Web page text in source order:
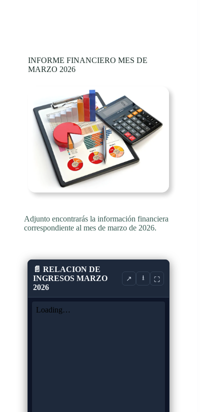
INFORME FINANCIERO MES DE
MARZO 2026
Adjunto encontrarás la información financiera
correspondiente al mes de marzo de 2026.
📄 RELACION DE
INGRESOS MARZO
2026
↗ ⭳ ⛶